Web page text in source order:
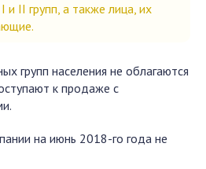
и II групп, а также лица, их
групп населения не облагаются
к продаже с
на июнь 2018-го года не